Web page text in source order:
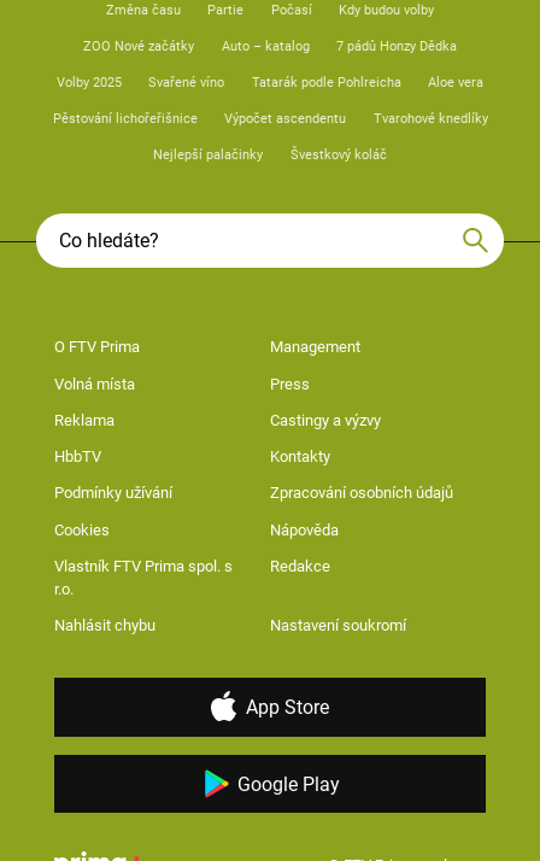
Změna času Partie Počasí Kdy budou volby
ZOO Nové začátky Auto – katalog 7 pádů Honzy Dědka
Volby 2025 Svařené víno Tatarák podle Pohlreicha Aloe vera
Pěstování lichořeřišnice Výpočet ascendentu Tvarohové knedlíky
Nejlepší palačinky Švestkový koláč
O FTV Prima Management
Volná místa Press
Reklama Castingy a výzvy
HbbTV Kontakty
Podmínky užívání Zpracování osobních údajů
Cookies Nápověda
Vlastník FTV Prima spol. s
r.o.
Redakce
Nahlásit chybu Nastavení soukromí
App Store
Google Play